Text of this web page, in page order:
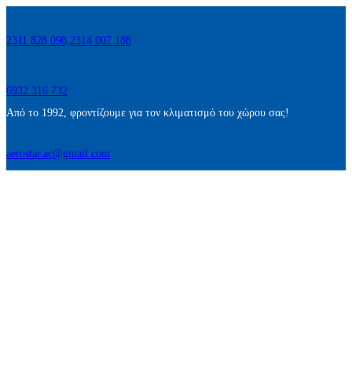
2311 828 098,2314 007 188
6932 316 732
Από το 1992, φροντίζουμε για τον κλιματισμό του χώρου σας!
aerostar.ac@gmail.com